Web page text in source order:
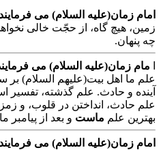
زمان(علیه السلام) می فرمایند:
هیچ گاه، از حجّت خالی
پنهان.
زمان(علیه السلام) می فرمایند:
ما اهل بیت(علیهم السلام) بر
و حادث. علم گذشته، تفسیر
حادث، انداختن در قلوب، و
علمماستو بعد از پیامبر
زمان(علیه السلام) می فرمایند: